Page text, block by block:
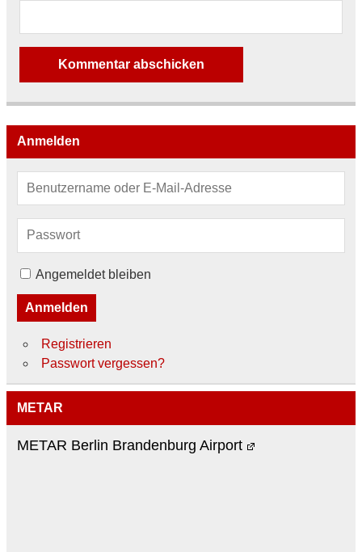
Anmelden
Angemeldet bleiben
Anmelden
Registrieren
Passwort vergessen?
METAR
METAR Berlin Brandenburg Airport